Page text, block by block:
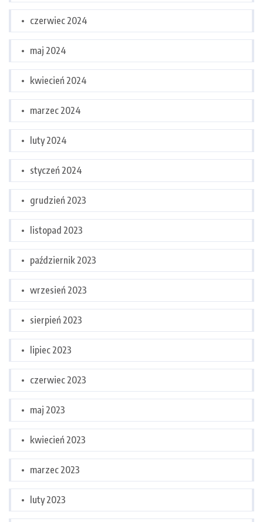
czerwiec 2024
maj 2024
kwiecień 2024
marzec 2024
luty 2024
styczeń 2024
grudzień 2023
listopad 2023
październik 2023
wrzesień 2023
sierpień 2023
lipiec 2023
czerwiec 2023
maj 2023
kwiecień 2023
marzec 2023
luty 2023